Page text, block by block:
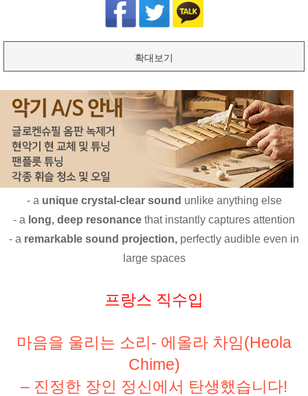
확대보기
- a unique crystal-clear sound unlike anything else
- a long, deep resonance that instantly captures attention
- a remarkable sound projection, perfectly audible even in
large spaces
프랑스 직수입
마음을 울리는 소리- 에올라 차임(Heola
Chime)
– 진정한 장인 정신에서 탄생했습니다!